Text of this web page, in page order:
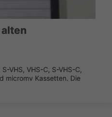
VHS, VHS-C, S-VHS-C,
micromv Kassetten. Die